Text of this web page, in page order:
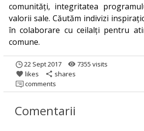
comunități, integritatea
valorii sale. Căutăm indivizi
în colaborare cu ceilalți pentru
comune.
22 Sept 2017 remove_red_eye 7355 visits
favorite likes share shares
comments
Comentarii